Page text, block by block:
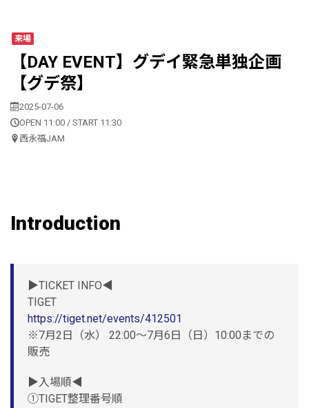
来場
【DAY EVENT】グデイ緊急単独企画
【グデ祭】
2025-07-06
OPEN 11:00 / START 11:30
西永福JAM
Introduction
▶TICKET INFO◀
TIGET
https://tiget.net/events/412501
※7月2日（水） 22:00〜7月6日（日）10:00までの
販売
▶入場順◀
①TIGET整理番号順